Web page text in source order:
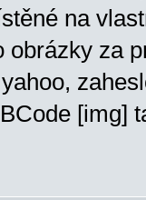
na
obrázky za
[img]